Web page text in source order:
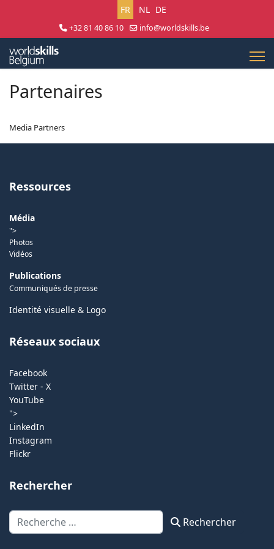
Sélectionnez votre langue
FR NL DE
+32 81 40 86 10
info@worldskills.be
Partenaires
Media Partners
Ressources
Média
">
Photos
Vidéos
Publications
Communiqués de presse
Identité visuelle & Logo
Réseaux sociaux
Facebook
Twitter - X
YouTube
">
LinkedIn
Instagram
Flickr
Rechercher
Rechercher Rechercher